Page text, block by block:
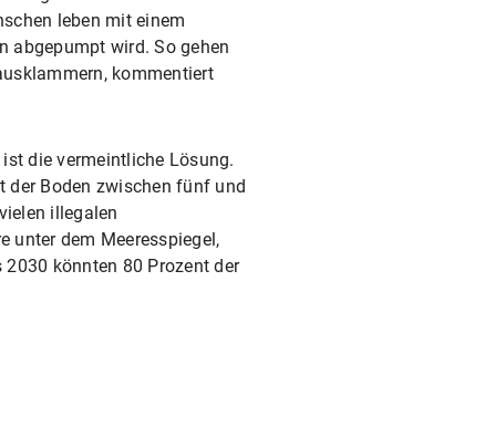
leben mit einem
abgepumpt wird. So gehen
kommentiert
die vermeintliche Lösung.
der Boden zwischen fünf und
illegalen
unter dem Meeresspiegel,
könnten 80 Prozent der